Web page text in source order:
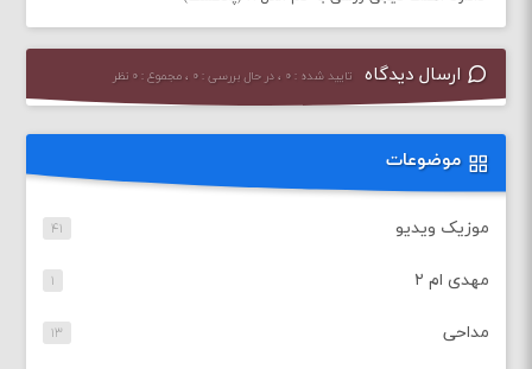
ارسال دیدگاه تایید شده : ۰ ، در حال بررسی : ۰ ، مجموع : ۰ نظر
موضوعات
موزیک ویدیو ۴۱
مهدی ام ۲ ۱
مداحی ۱۳